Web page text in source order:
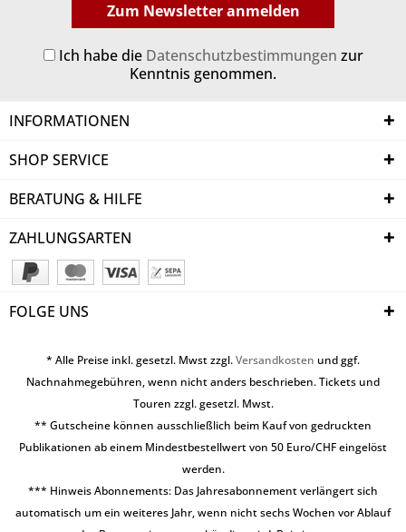
Zum Newsletter anmelden
Ich habe die Datenschutzbestimmungen zur
Kenntnis genommen.
INFORMATIONEN
SHOP SERVICE
BERATUNG & HILFE
ZAHLUNGSARTEN
FOLGE UNS
* Alle Preise inkl. gesetzl. Mwst zzgl.Versandkosten und ggf.
Nachnahmegebühren, wenn nicht anders beschrieben. Tickets und
Touren zzgl. gesetzl. Mwst.
** Gutscheine können ausschließlich beim Kauf von gedruckten
Publikationen ab einem Mindestbestellwert von 50 Euro/CHF eingelöst
werden.
*** Hinweis Abonnements: Das Jahresabonnement verlängert sich
automatisch um ein weiteres Jahr, wenn nicht sechs Wochen vor Ablauf